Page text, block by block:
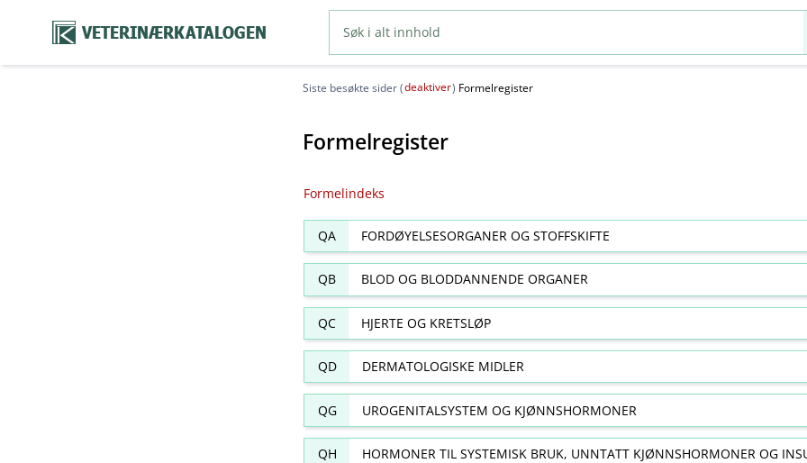
VETERINÆRKATALOGEN
Siste besøkte sider (deaktiver) Formelregister
Formelregister
Formelindeks
QA FORDØYELSESORGANER OG STOFFSKIFTE
QB BLOD OG BLODDANNENDE ORGANER
QC HJERTE OG KRETSLØP
QD DERMATOLOGISKE MIDLER
QG UROGENITALSYSTEM OG KJØNNSHORMONER
QH HORMONER TIL SYSTEMISK BRUK, UNNTATT KJØNNSHORMONER OG